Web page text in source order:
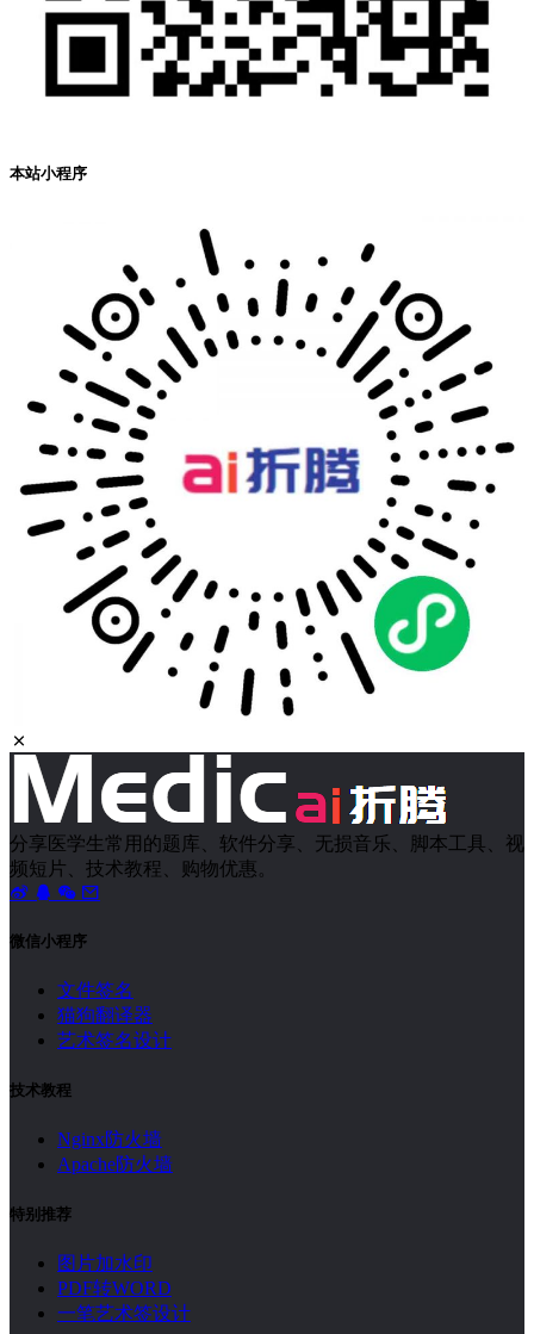
本站小程序
分享医学生常用的题库、软件分享、无损音乐、脚本工具、视
频短片、技术教程、购物优惠。
微信小程序
文件签名
猫狗翻译器
艺术签名设计
技术教程
Nginx防火墙
Apache防火墙
特别推荐
图片加水印
PDF转WORD
一笔艺术签设计